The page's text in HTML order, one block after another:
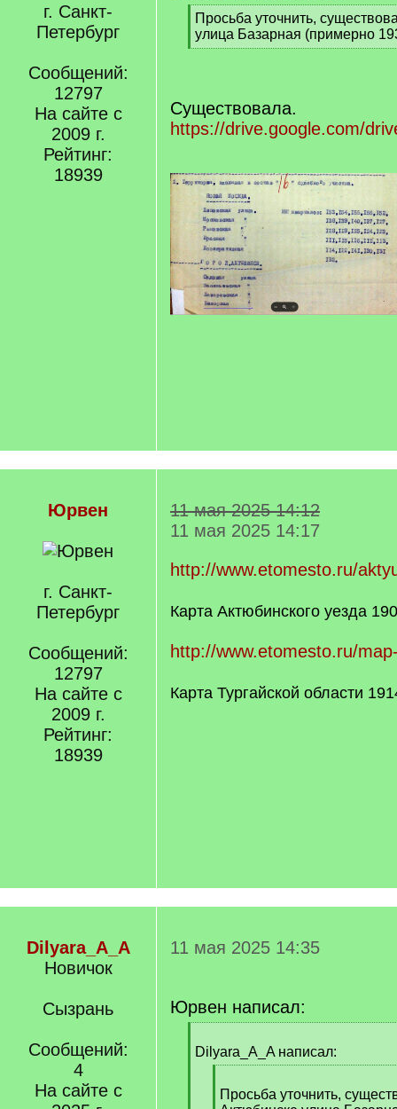
г. Санкт-
Петербург
Сообщений:
12797
На сайте с
2009 г.
Рейтинг:
18939
[
q
]
Просьба уточнить,
улица Базарная (примерно
[
Существовала.
https://drive.google.com/
Юрвен
г. Санкт-
Петербург
Сообщений:
12797
На сайте с
2009 г.
Рейтинг:
18939
11 мая 2025 14:12
11 мая 2025 14:17
http://www.etomesto.ru/
Карта Актюбинского уезда
http://www.etomesto.ru/
Карта Тургайской области
Dilyara_A_A
Новичок
Сызрань
Сообщений:
4
На сайте с
11 мая 2025 14:35
Юрвен написал:
q
Dilyara_A_A написал:
q
Просьба уточнить,